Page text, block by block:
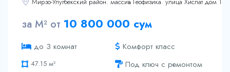
за М² от 10 800 000 сум
до 3 комнат Комфорт класс
47.15 м²
Под ключ с ремонтом